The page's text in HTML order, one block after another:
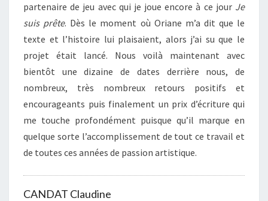
partenaire de jeu avec qui je joue encore à ce jour Je
suis prête. Dès le moment où Oriane m’a dit que le
texte et l’histoire lui plaisaient, alors j’ai su que le
projet était lancé. Nous voilà maintenant avec
bientôt une dizaine de dates derrière nous, de
nombreux, très nombreux retours positifs et
encourageants puis finalement un prix d’écriture qui
me touche profondément puisque qu’il marque en
quelque sorte l’accomplissement de tout ce travail et
de toutes ces années de passion artistique.
CANDAT Claudine